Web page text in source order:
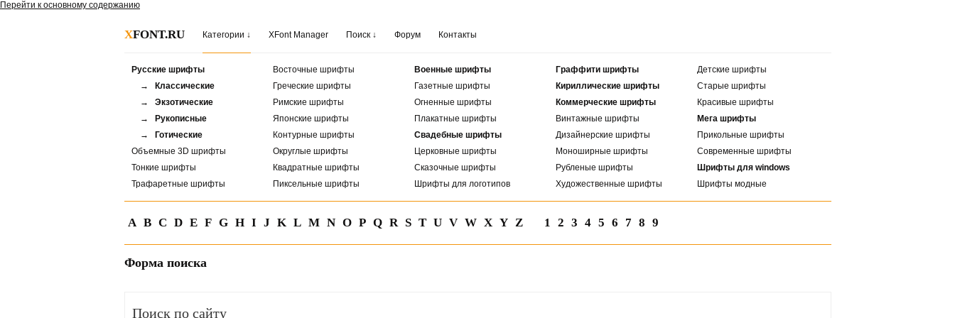
Перейти к основному содержанию
XFONT.RU Категории ↓ XFont Manager Поиск ↓ Форум Контакты
Русские шрифты
→ Классические
→ Экзотические
→ Рукописные
→ Готические
Объемные 3D шрифты
Тонкие шрифты
Трафаретные шрифты
Восточные шрифты
Греческие шрифты
Римские шрифты
Японские шрифты
Контурные шрифты
Округлые шрифты
Квадратные шрифты
Пиксельные шрифты
Военные шрифты
Газетные шрифты
Огненные шрифты
Плакатные шрифты
Свадебные шрифты
Церковные шрифты
Сказочные шрифты
Шрифты для логотипов
Граффити шрифты
Кириллические шрифты
Коммерческие шрифты
Винтажные шрифты
Дизайнерские шрифты
Моноширные шрифты
Рубленые шрифты
Художественные шрифты
Детские шрифты
Старые шрифты
Красивые шрифты
Мега шрифты
Прикольные шрифты
Современные шрифты
Шрифты для windows
Шрифты модные
A B C D E F G H I J K L M N O P Q R S T U V W X Y Z 1 2 3 4 5 6 7 8 9
Форма поиска